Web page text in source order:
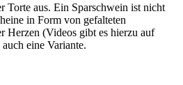
Torte aus. Ein Sparschwein ist nicht
in Form von gefalteten
Herzen (Videos gibt es hierzu auf
eine Variante.